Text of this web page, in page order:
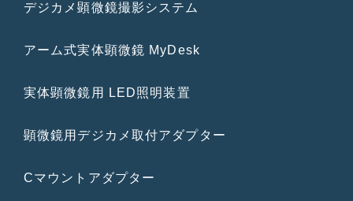
デジカメ顕微鏡撮影システム
アーム式実体顕微鏡 MyDesk
実体顕微鏡用 LED照明装置
顕微鏡用デジカメ取付アダプター
Cマウントアダプター